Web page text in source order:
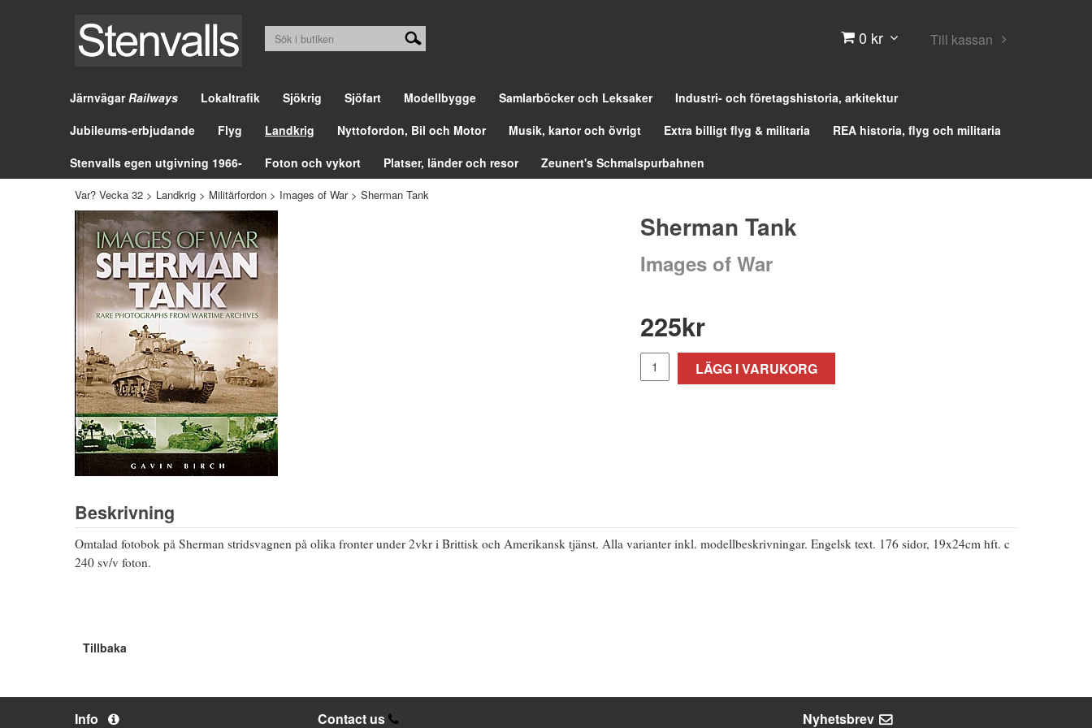
0 kr Till kassan
JärnvägarRailways Lokaltrafik Sjökrig Sjöfart Modellbygge Samlarböcker och Leksaker
Industri- och företagshistoria, arkitektur
Jubileums-erbjudande
Flyg Landkrig Nyttofordon, Bil och Motor Musik, kartor och övrigt Extra billigt flyg & militaria
REA historia, flyg och militaria
Stenvalls egen utgivning 1966-
Foton och vykort Platser, länder och resor Zeunert's Schmalspurbahnen
Var? Vecka 32 > Landkrig > Militärfordon > Images of War> Sherman Tank
Sherman Tank
Images of War
225kr
LÄGG I VARUKORG
Beskrivning
Omtalad fotobok på Sherman stridsvagnen på olika fronter under 2vkr i Brittisk och Amerikansk tjänst. Alla varianter inkl. modellbeskrivningar. Engelsk text. 176 sidor, 19x24cm hft. c
240 sv/v foton.
Tillbaka
Info Contact us Nyhetsbrev